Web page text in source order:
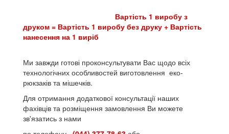
Вартість 1 виробу з
друком = Вартість 1 виробу без друку + Вартість
нанесення на 1 виріб
Ми завжди готові проконсультувати Вас щодо всіх
технологічних особливостей виготовлення еко-
рюкзаків та мішечків.
Для отримання додаткової консультації наших
фахівців та розміщення замовлення Ви можете
зв'язатись з нами